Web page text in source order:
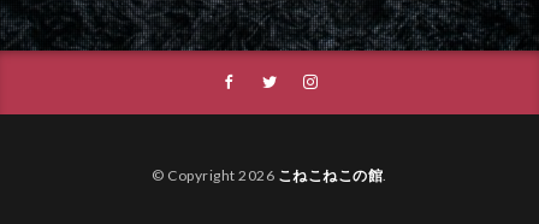
© Copyright 2026 こねこねこの館.